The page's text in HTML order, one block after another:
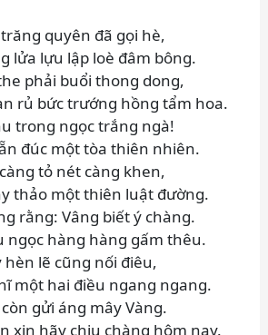
quyên đã gọi hè,
lửa lựu lập loè đâm bông.
phải buổi thong dong,
rủ bức trướng hồng tẩm hoa.
trong ngọc trắng ngà!
đúc một tòa thiên nhiên.
tỏ nét càng khen,
thảo một thiên luật đường.
rằng: Vâng biết ý chàng.
ngọc hàng hàng gấm thêu.
hèn lẽ cũng nối điêu,
một hai điều ngang ngang.
gửi áng mây Vàng.
xin hãy chịu chàng hôm nay.